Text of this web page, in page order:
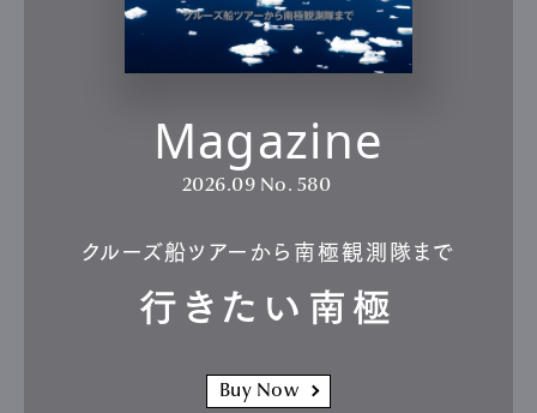
Magazine
2026.09 No. 580
クルーズ船ツアーから南極観測隊まで
行きたい南極
Buy Now